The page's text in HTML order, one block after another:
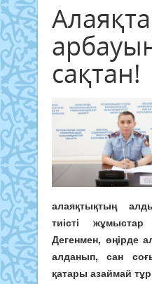
сақтан!
алаяқтықтың
тиісті
Дегенмен, өңірде
алданып, сан
қатары азаймай